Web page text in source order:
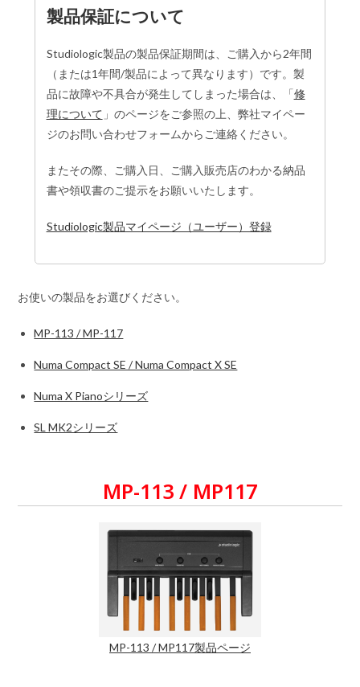
製品保証について
Studiologic製品の製品保証期間は、ご購入から2年間
（または1年間/製品によって異なります）です。製
品に故障や不具合が発生してしまった場合は、「修
理について 」のページをご参照の上、弊社マイペー
ジのお問い合わせフォームからご連絡ください。
またその際、ご購入日、ご購入販売店のわかる納品
書や領収書のご提示をお願いいたします。
Studiologic製品マイページ（ユーザー）登録
お使いの製品をお選びください。
MP-113 / MP-117
Numa Compact SE / Numa Compact X SE
Numa X Pianoシリーズ
SL MK2シリーズ
MP-113 / MP117
MP-113 / MP117製品ページ